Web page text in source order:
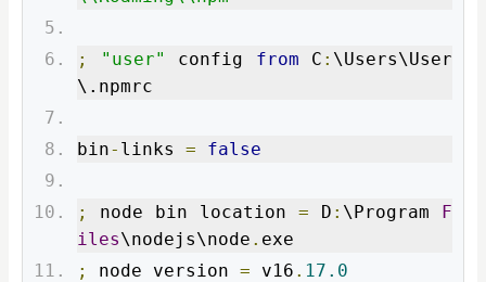
; "user" config from C : \Users\User
\.npmrc
bin- links = false
; node bin location = D : \Program F
iles\nodejs\node . exe
;
node version = v16 . 17.0